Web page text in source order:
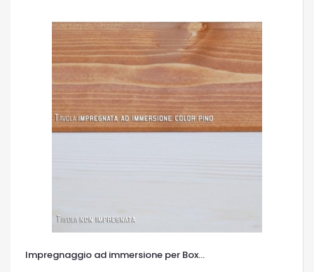
Impregnaggio ad immersione per Box...